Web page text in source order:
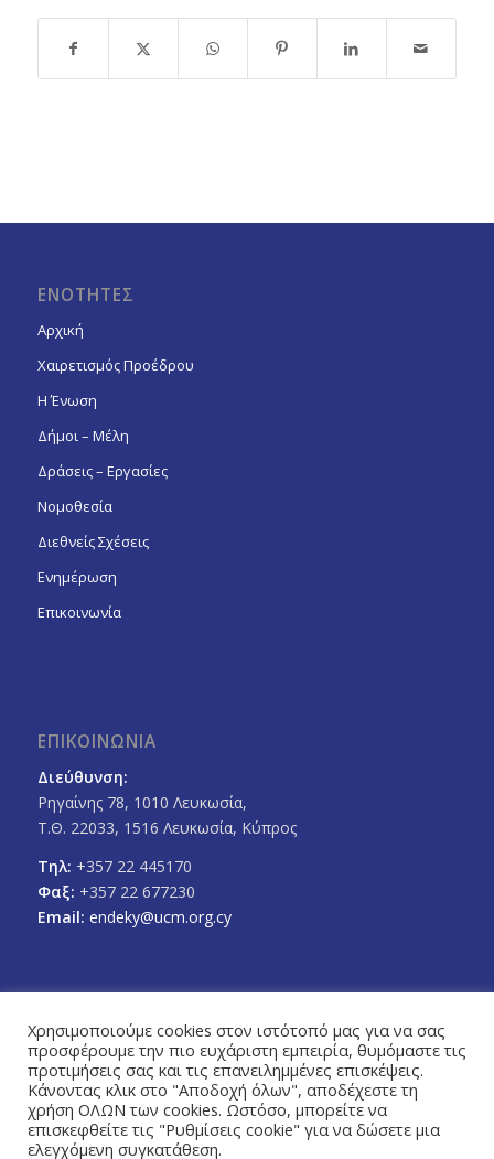
ΕΝΟΤΗΤΕΣ
Αρχική
Χαιρετισμός Προέδρου
Η Ένωση
Δήμοι – Μέλη
Δράσεις – Εργασίες
Νομοθεσία
Διεθνείς Σχέσεις
Ενημέρωση
Επικοινωνία
ΕΠΙΚΟΙΝΩΝΙΑ
Διεύθυνση:
Ρηγαίνης 78, 1010 Λευκωσία,
Τ.Θ. 22033, 1516 Λευκωσία, Κύπρος
Τηλ: +357 22 445170
Φαξ: +357 22 677230
Email: endeky@ucm.org.cy
FOLLOW US
Facebook
Twitter
Χρησιμοποιούμε cookies στον ιστότοπό μας για να σας
προσφέρουμε την πιο ευχάριστη εμπειρία, θυμόμαστε τις
προτιμήσεις σας και τις επανειλημμένες επισκέψεις.
Κάνοντας κλικ στο "Αποδοχή όλων", αποδέχεστε τη
χρήση ΟΛΩΝ των cookies. Ωστόσο, μπορείτε να
επισκεφθείτε τις "Ρυθμίσεις cookie" για να δώσετε μια
ελεγχόμενη συγκατάθεση.